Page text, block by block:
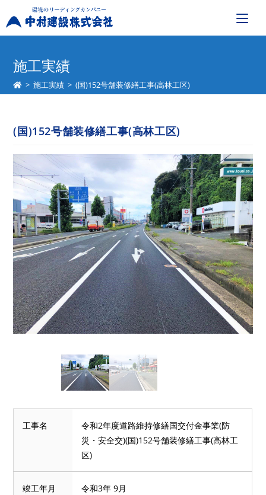
施工実績
> 施工実績 > (国)152号舗装修繕工事(高林工区)
(国)152号舗装修繕工事(高林工区)
工事名
令和2年度道路維持修繕国交付金事業(防
災・安全交)(国)152号舗装修繕工事(高林工
区)
竣工年月 令和3年 9月